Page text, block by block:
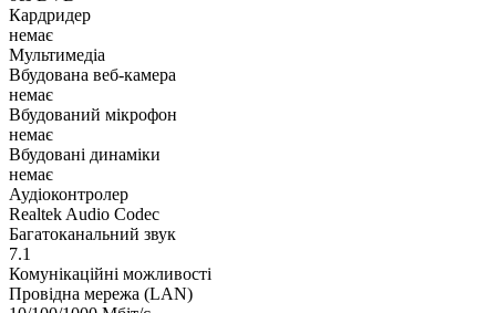
Кардридер
немає
Мультимедіа
Вбудована веб-камера
немає
Вбудований мікрофон
немає
Вбудовані динаміки
немає
Аудіоконтролер
Realtek Audio Codec
Багатоканальний звук
7.1
Комунікаційні можливості
Провідна мережа (LAN)